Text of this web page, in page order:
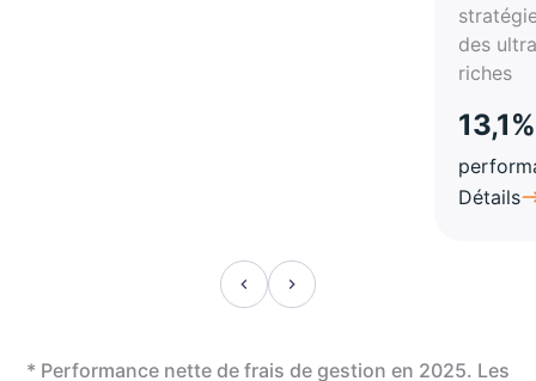
des
riches
13,1%
Détails
* Performance nette de frais de gestion en 2025. Les